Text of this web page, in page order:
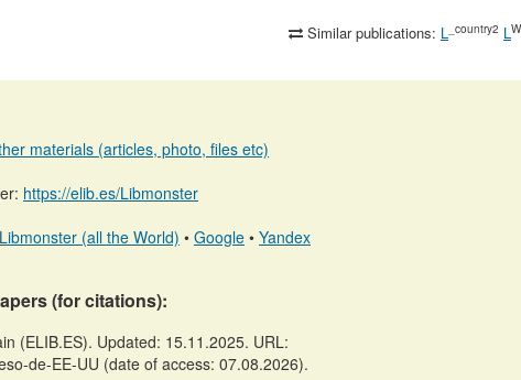
Similar publications: L _country2 L
materials (articles, photo, files etc)
https://elib.es/Libmonster
Libmonster (all the World) • Google • Yandex
(for citations):
(ELIB.ES). Updated: 15.11.2025. URL:
de-EE-UU (date of access: 07.08.2026).